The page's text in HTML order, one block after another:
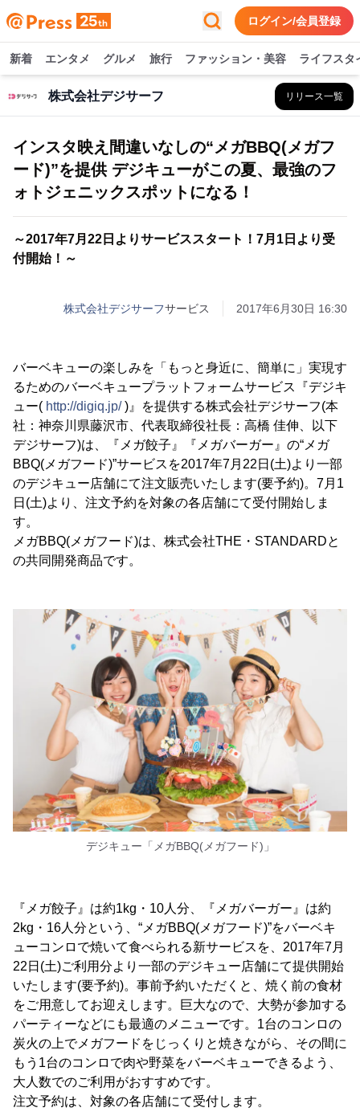
ログイン/会員登録
新着 エンタメ グルメ 旅行 ファッション・美容 ライフスタ
株式会社デジサーフ リリース一覧
インスタ映え間違いなしの“メガBBQ(メガフ
ード)”を提供 デジキューがこの夏、最強のフ
ォトジェニックスポットになる！
～2017年7月22日よりサービススタート！7月1日より受
付開始！～
株式会社デジサーフサービス 2017年6月30日 16:30
バーベキューの楽しみを「もっと身近に、簡単に」実現す
るためのバーベキュープラットフォームサービス『デジキ
ュー( http://digiq.jp/)』を提供する株式会社デジサーフ(本
社：神奈川県藤沢市、代表取締役社長：高橋 佳伸、以下
デジサーフ)は、『メガ餃子』『メガバーガー』の“メガ
BBQ(メガフード)”サービスを2017年7月22日(土)より一部
のデジキュー店舗にて注文販売いたします(要予約)。7月1
日(土)より、注文予約を対象の各店舗にて受付開始しま
す。
メガBBQ(メガフード)は、株式会社THE・STANDARDと
の共同開発商品です。
デジキュー「メガBBQ(メガフード)」
『メガ餃子』は約1kg・10人分、『メガバーガー』は約
2kg・16人分という、“メガBBQ(メガフード)”をバーベキ
ューコンロで焼いて食べられる新サービスを、2017年7月
22日(土)ご利用分より一部のデジキュー店舗にて提供開始
いたします(要予約)。事前予約いただくと、焼く前の食材
をご用意してお迎えします。巨大なので、大勢が参加する
パーティーなどにも最適のメニューです。1台のコンロの
炭火の上でメガフードをじっくりと焼きながら、その間に
もう1台のコンロで肉や野菜をバーベキューできるよう、
大人数でのご利用がおすすめです。
注文予約は、対象の各店舗にて受付します。